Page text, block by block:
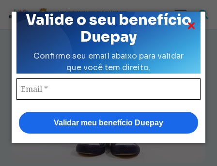
Valide o seu benefício
Duepay
Confirme seu email abaixo para validar
que você tem direito.
Validar meu benefício Duepay
Loja Credenciada para auxilio Uniforme
e Kit Escolar da Prefeitura de São Paulo
Como Usar Tênis Escolar
Prefeitura para Máximo
Conforto e Durabilidade